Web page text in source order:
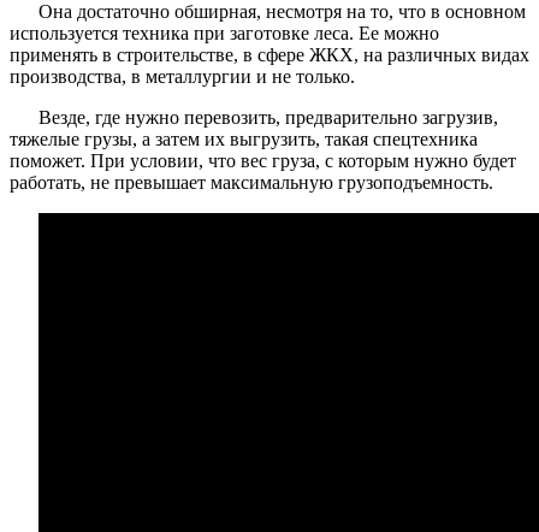
Она достаточно обширная, несмотря на то, что в основном
используется техника при заготовке леса. Ее можно
применять в строительстве, в сфере ЖКХ, на различных видах
производства, в металлургии и не только.
Везде, где нужно перевозить, предварительно загрузив,
тяжелые грузы, а затем их выгрузить, такая спецтехника
поможет. При условии, что вес груза, с которым нужно будет
работать, не превышает максимальную грузоподъемность.